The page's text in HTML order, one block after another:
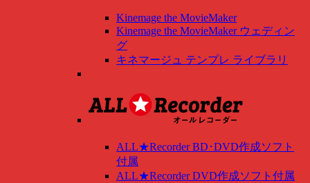
Kinemage the MovieMaker
Kinemage the MovieMaker ウェディン
グ
キネマージュ テンプレ ライブラリ
ALL★Recorder BD･DVD作成ソフト
付属
ALL★Recorder DVD作成ソフト付属